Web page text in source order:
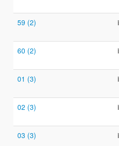
59 (2)
60 (2)
01 (3)
02 (3)
03 (3)